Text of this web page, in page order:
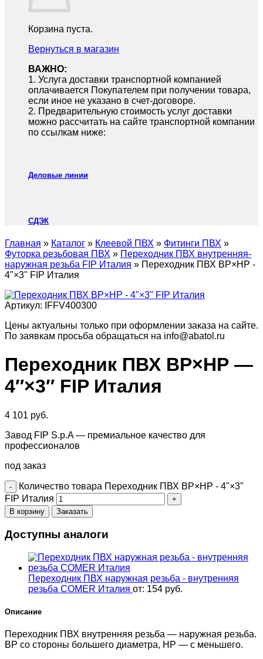
Корзина пуста.
Вернуться в магазин
ВАЖНО:
1.⁠ ⁠Услуга доставки транспортной компанией
оплачивается Покупателем при получении товара,
если иное не указано в счет-договоре.
2.⁠ ⁠Предварительную стоимость услуг доставки
можно рассчитать на сайте транспортной компании
по ссылкам ниже:
Деловые линии
СДЭК
Главная » Каталог » Клеевой ПВХ » Фитинги ПВХ »
Футорка резьбовая ПВХ » Переходник ПВХ внутренняя-
наружная резьба FIP Италия » Переходник ПВХ ВР×НР -
4"×3" FIP Италия
Артикул:
IFFV400300
Цены актуальны только при оформлении заказа на сайте.
По заявкам просьба обращаться на info@abatol.ru
Переходник ПВХ ВР×НР —
4″×3″ FIP Италия
4 101 руб.
Завод FIP S.p.A — премиальное качество для
профессионалов
под заказ
Количество товара Переходник ПВХ ВР×НР - 4"×3"
FIP Италия
В корзину Заказать
Доступны аналоги
Переходник ПВХ наружная резьба - внутренняя
резьба COMER Италия от: 154 руб.
Описание
Переходник ПВХ внутренняя резьба — наружная резьба.
ВР со стороны большего диаметра, НР — с меньшего.